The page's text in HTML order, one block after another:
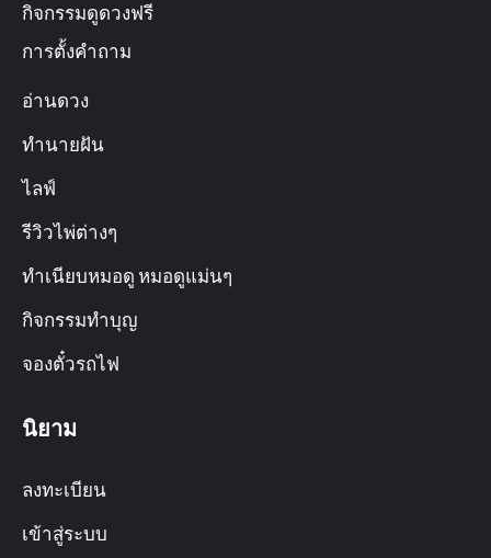
กิจกรรมดูดวงฟรี
การตั้งคำถาม
อ่านดวง
ทำนายฝัน
ไลฟ์
รีวิวไพ่ต่างๆ
ทำเนียบหมอดู หมอดูแม่นๆ
กิจกรรมทำบุญ
จองตั๋วรถไฟ
นิยาม
ลงทะเบียน
เข้าสู่ระบบ